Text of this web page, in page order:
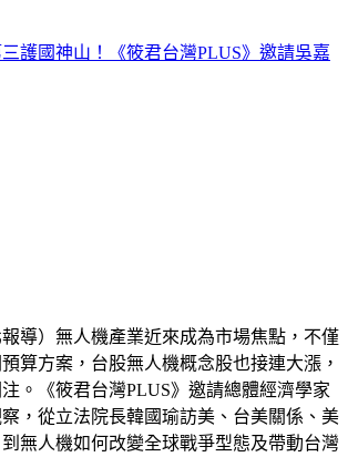
報導）無人機產業近來成為市場焦點，不僅
算方案，台股無人機概念股也接連大漲，
。《筱君台灣PLUS》邀請總體經濟學家
，從立法院長韓國瑜訪美、台美關係、美
無人機如何改變全球戰爭型態及帶動台灣